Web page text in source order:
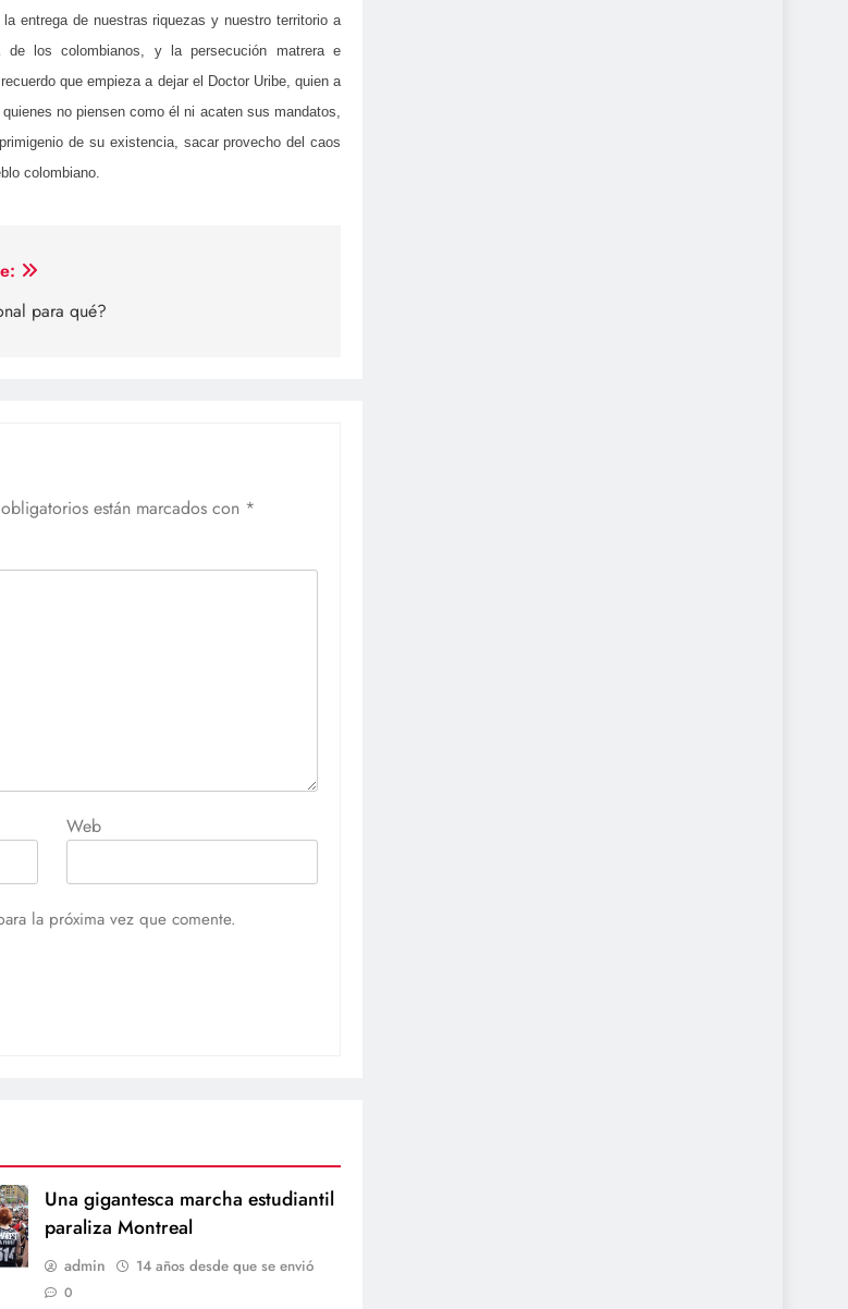
entrega de nuestras riquezas y nuestro territorio a
de los colombianos, y la persecución matrera e
que empieza a dejar el Doctor Uribe, quien a
no piensen como él ni acaten sus mandatos,
de su existencia, sacar provecho del caos
colombiano.
para qué?
están marcados con *
Web
la próxima vez que comente.
Una gigantesca marcha estudiantil
paraliza Montreal
admin 14 años desde que se envió
0